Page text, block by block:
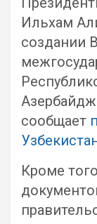
Ильхам
создании
сообщает
Кроме